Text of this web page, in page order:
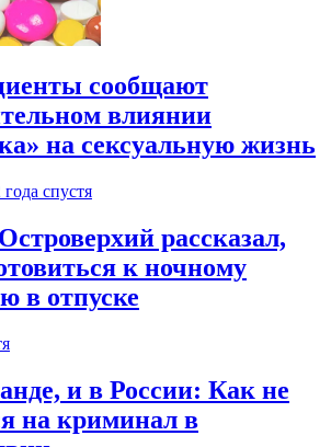
сообщают
влиянии
на сексуальную жизнь
года спустя
рассказал,
к ночному
в отпуске
и в России: Как не
на криминал в